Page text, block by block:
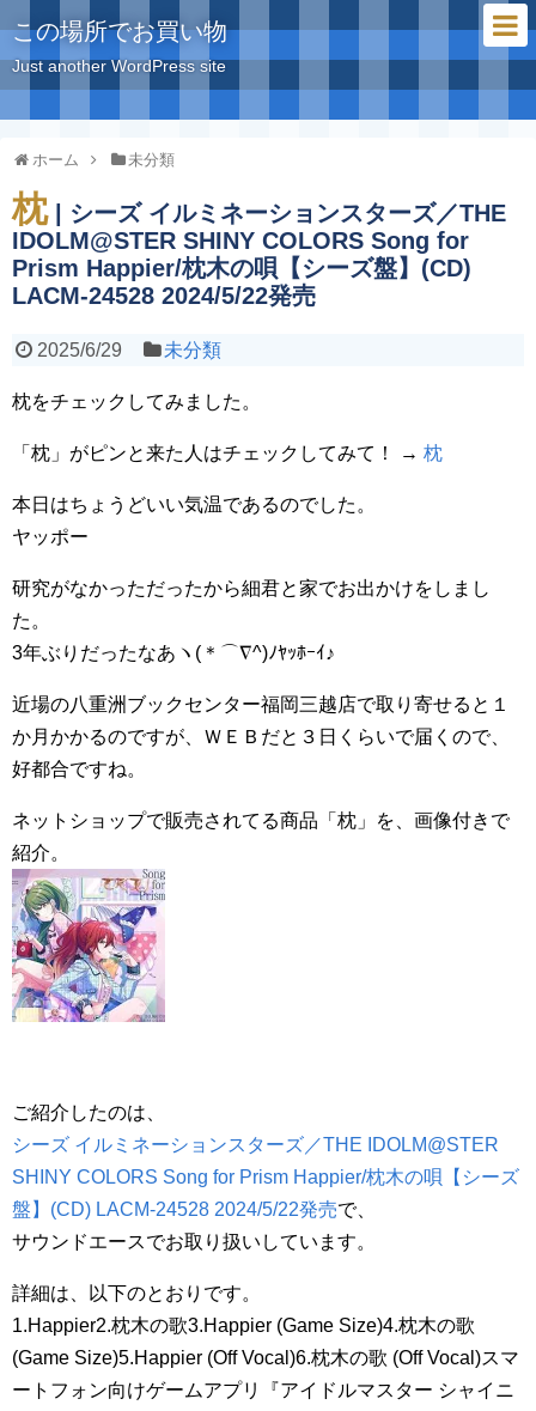
この場所でお買い物
Just another WordPress site
ホーム 未分類
枕| シーズ イルミネーションスターズ／THE
IDOLM@STER SHINY COLORS Song for
Prism Happier/枕木の唄【シーズ盤】(CD)
LACM-24528 2024/5/22発売
2025/6/29 未分類
枕をチェックしてみました。
「枕」がピンと来た人はチェックしてみて！ → 枕
本日はちょうどいい気温であるのでした。
ヤッポー
研究がなかっただったから細君と家でお出かけをしまし
た。
3年ぶりだったなあヽ(＊⌒∇^)ﾉﾔｯﾎｰｲ♪
近場の八重洲ブックセンター福岡三越店で取り寄せると１
か月かかるのですが、ＷＥＢだと３日くらいで届くので、
好都合ですね。
ネットショップで販売されてる商品「枕」を、画像付きで
紹介。
ご紹介したのは、
シーズ イルミネーションスターズ／THE IDOLM@STER
SHINY COLORS Song for Prism Happier/枕木の唄【シーズ
盤】(CD) LACM-24528 2024/5/22発売で、
サウンドエースでお取り扱いしています。
詳細は、以下のとおりです。
1.Happier2.枕木の歌3.Happier (Game Size)4.枕木の歌
(Game Size)5.Happier (Off Vocal)6.枕木の歌 (Off Vocal)スマ
ートフォン向けゲームアプリ『アイドルマスター シャイニ